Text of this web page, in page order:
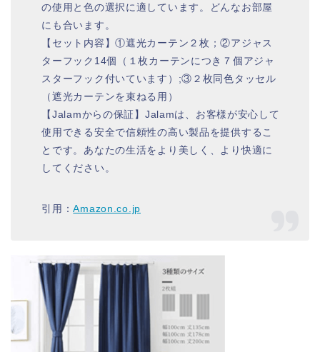
の使用と色の選択に適しています。どんなお部屋
にも合います。
【セット内容】①遮光カーテン２枚；②アジャス
ターフック14個（１枚カーテンにつき７個アジャ
スターフック付いています）;③２枚同色タッセル
（遮光カーテンを束ねる用）
【Jalamからの保証】Jalamは、お客様が安心して
使用できる安全で信頼性の高い製品を提供するこ
とです。あなたの生活をより美しく、より快適に
してください。
引用：Amazon.co.jp